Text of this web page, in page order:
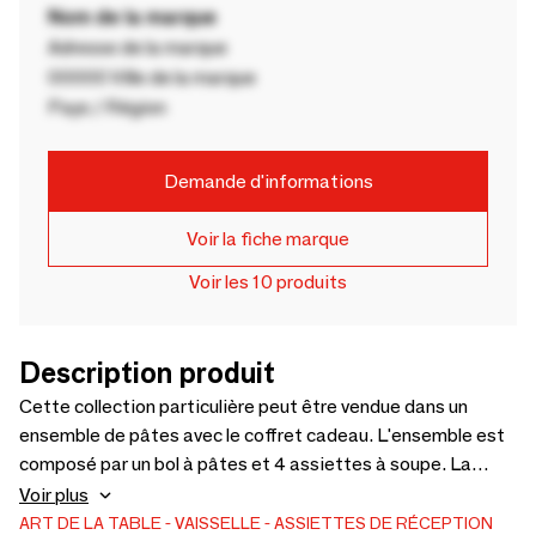
Nom de la marque
Adresse de la marque
00000 Ville de la marque
Pays / Région
Demande d'informations
Voir la fiche marque
Voir les 10 produits
Description produit
Cette collection particulière peut être vendue dans un
ensemble de pâtes avec le coffret cadeau. L'ensemble est
composé par un bol à pâtes et 4 assiettes à soupe. La
collection peut également être expédiée dans différents
types de set, sont tous en grès Made in Italy et sont
Voir plus
ART DE LA TABLE VAISSELLE
ASSIETTES DE RÉCEPTION